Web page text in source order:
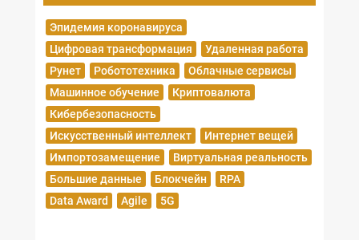
Эпидемия коронавируса
Цифровая трансформация
Удаленная работа
Рунет
Робототехника
Облачные сервисы
Машинное обучение
Криптовалюта
Кибербезопасность
Искусственный интеллект
Интернет вещей
Импортозамещение
Виртуальная реальность
Большие данные
Блокчейн
RPA
Data Award
Agile 5G